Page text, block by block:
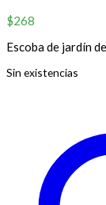
$268
Escoba de jardín
Sin existencias